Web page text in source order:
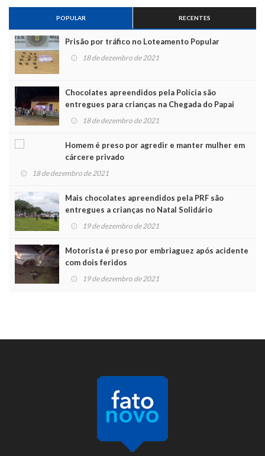
POPULAR RECENTES
Prisão por tráfico no Loteamento Popular
18 de dezembro de 2021
Chocolates apreendidos pela Polícia são
entregues para crianças na Chegada do Papai
Noel 18 de dezembro de 2021
Homem é preso por agredir e manter mulher em
cárcere privado
18 de dezembro de 2021
Mais chocolates apreendidos pela PRF são
entregues a crianças no Natal Solidário
19 de dezembro de 2021
Motorista é preso por embriaguez após acidente
com dois feridos
19 de dezembro de 2021